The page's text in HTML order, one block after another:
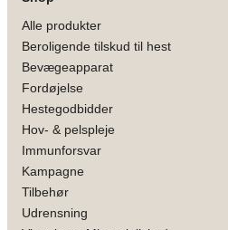
Alle produkter
Beroligende tilskud til hest
Bevægeapparat
Fordøjelse
Hestegodbidder
Hov- & pelspleje
Immunforsvar
Kampagne
Tilbehør
Udrensning